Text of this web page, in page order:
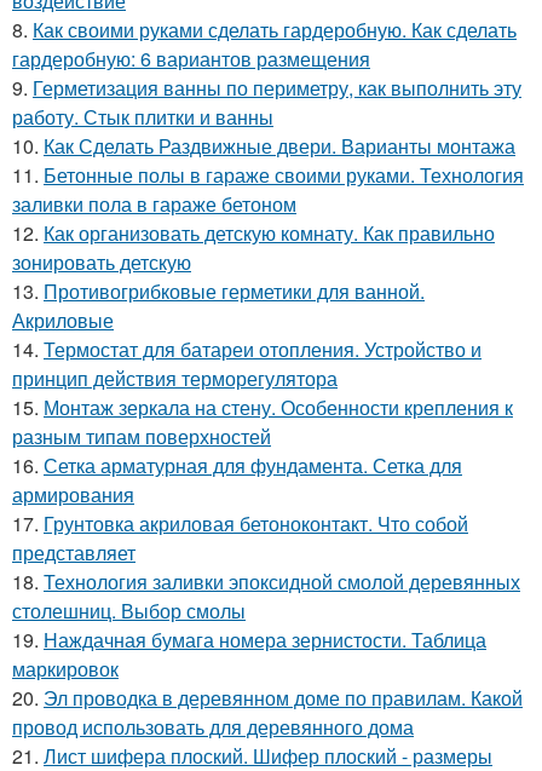
8. Как своими руками сделать гардеробную. Как сделать
гардеробную: 6 вариантов размещения
9. Герметизация ванны по периметру, как выполнить эту
работу. Стык плитки и ванны
10. Как Сделать Раздвижные двери. Варианты монтажа
11. Бетонные полы в гараже своими руками. Технология
заливки пола в гараже бетоном
12. Как организовать детскую комнату. Как правильно
зонировать детскую
13. Противогрибковые герметики для ванной.
Акриловые
14. Термостат для батареи отопления. Устройство и
принцип действия терморегулятора
15. Монтаж зеркала на стену. Особенности крепления к
разным типам поверхностей
16. Сетка арматурная для фундамента. Сетка для
армирования
17. Грунтовка акриловая бетоноконтакт. Что собой
представляет
18. Технология заливки эпоксидной смолой деревянных
столешниц. Выбор смолы
19. Наждачная бумага номера зернистости. Таблица
маркировок
20. Эл проводка в деревянном доме по правилам. Какой
провод использовать для деревянного дома
21. Лист шифера плоский. Шифер плоский - размеры